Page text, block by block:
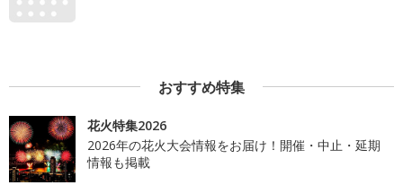
おすすめ特集
花火特集2026
2026年の花火大会情報をお届け！開催・中止・延期
情報も掲載